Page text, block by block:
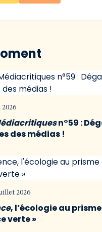
2026
n°59 :
des médias !
2026
, l’écologie au
verte »